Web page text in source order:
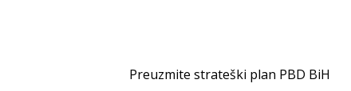
Preuzmite strateški plan PBD BiH